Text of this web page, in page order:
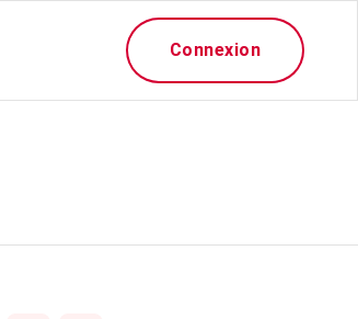
Connexion